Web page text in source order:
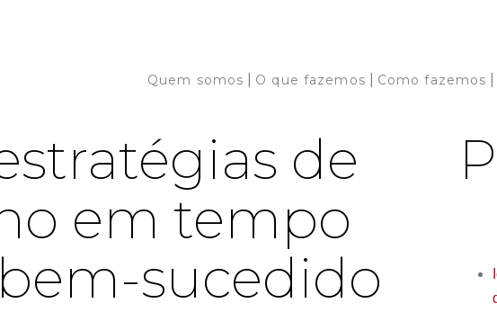
Quem somos O que fazemos Como fazemos
de
em tempo
sucedido